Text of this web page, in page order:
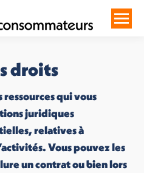
droits
qui vous
juridiques
relatives à
Vous pouvez les
un contrat ou bien lors